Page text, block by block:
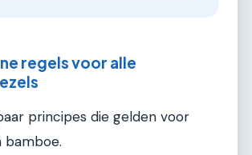
regels voor alle
principes die gelden voor
bamboe.